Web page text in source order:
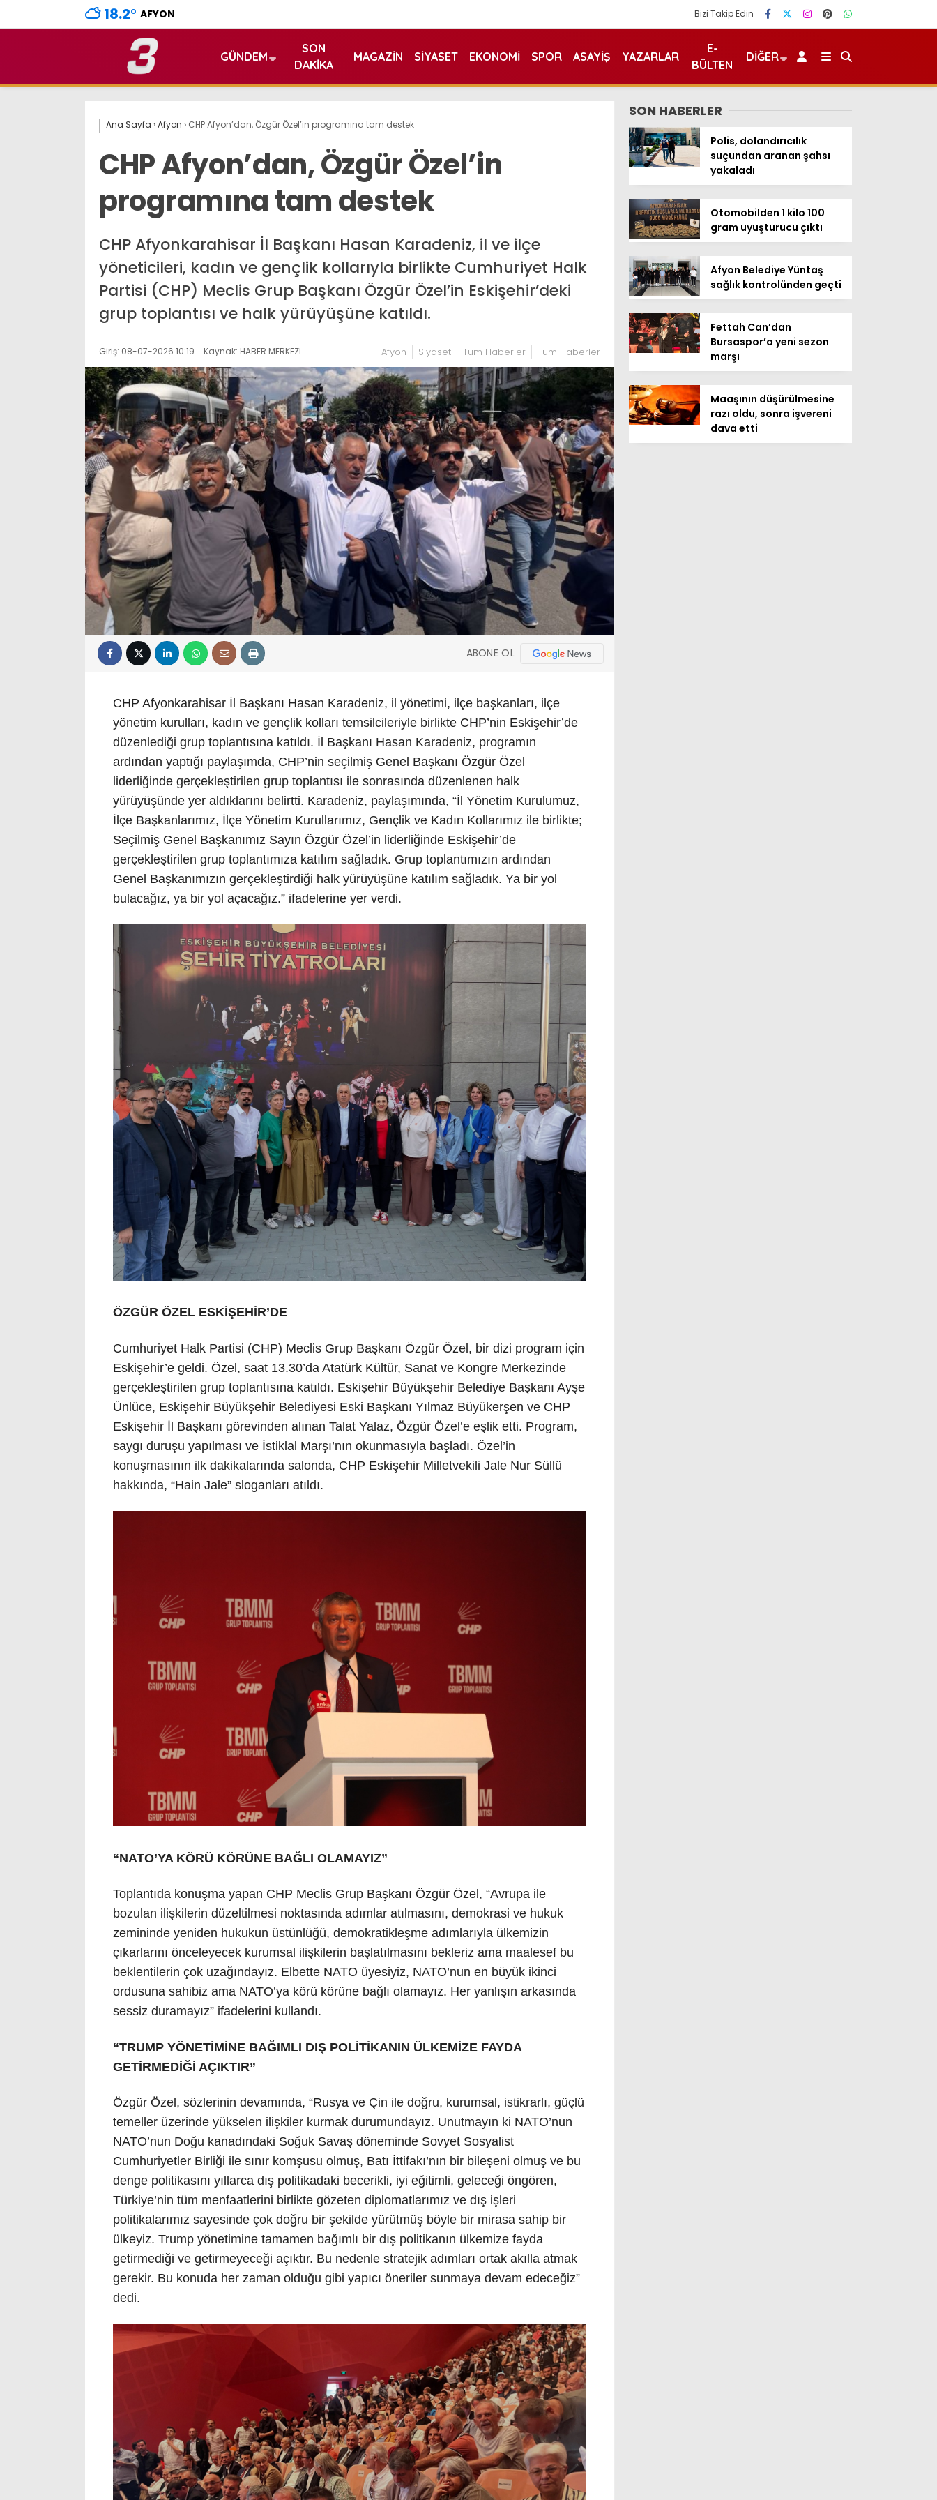
18.2° AFYON Bizi Takip Edin
GÜNDEM
SON
DAKIKA
MAGAZIN SIYASET EKONOMI SPOR ASAYIŞ YAZARLAR
E-
BÜLTEN
DIĞER
Ana Sayfa ›Afyon › CHP Afyon’dan, Özgür Özel’in programına tam destek
CHP Afyon’dan, Özgür Özel’in
programına tam destek
CHP Afyonkarahisar İl Başkanı Hasan Karadeniz, il ve ilçe
yöneticileri, kadın ve gençlik kollarıyla birlikte Cumhuriyet Halk
Partisi (CHP) Meclis Grup Başkanı Özgür Özel’in Eskişehir’deki
grup toplantısı ve halk yürüyüşüne katıldı.
Giriş: 08-07-2026 10:19 Kaynak: HABER MERKEZI Afyon Siyaset Tüm Haberler Tüm Haberler
ABONE OL
CHP Afyonkarahisar İl Başkanı Hasan Karadeniz, il yönetimi, ilçe başkanları, ilçe
yönetim kurulları, kadın ve gençlik kolları temsilcileriyle birlikte CHP’nin Eskişehir’de
düzenlediği grup toplantısına katıldı. İl Başkanı Hasan Karadeniz, programın
ardından yaptığı paylaşımda, CHP’nin seçilmiş Genel Başkanı Özgür Özel
liderliğinde gerçekleştirilen grup toplantısı ile sonrasında düzenlenen halk
yürüyüşünde yer aldıklarını belirtti. Karadeniz, paylaşımında, “İl Yönetim Kurulumuz,
İlçe Başkanlarımız, İlçe Yönetim Kurullarımız, Gençlik ve Kadın Kollarımız ile birlikte;
Seçilmiş Genel Başkanımız Sayın Özgür Özel’in liderliğinde Eskişehir’de
gerçekleştirilen grup toplantımıza katılım sağladık. Grup toplantımızın ardından
Genel Başkanımızın gerçekleştirdiği halk yürüyüşüne katılım sağladık. Ya bir yol
bulacağız, ya bir yol açacağız.” ifadelerine yer verdi.
ÖZGÜR ÖZEL ESKİŞEHİR’DE
Cumhuriyet Halk Partisi (CHP) Meclis Grup Başkanı Özgür Özel, bir dizi program için
Eskişehir’e geldi. Özel, saat 13.30’da Atatürk Kültür, Sanat ve Kongre Merkezinde
gerçekleştirilen grup toplantısına katıldı. Eskişehir Büyükşehir Belediye Başkanı Ayşe
Ünlüce, Eskişehir Büyükşehir Belediyesi Eski Başkanı Yılmaz Büyükerşen ve CHP
Eskişehir İl Başkanı görevinden alınan Talat Yalaz, Özgür Özel’e eşlik etti. Program,
saygı duruşu yapılması ve İstiklal Marşı’nın okunmasıyla başladı. Özel’in
konuşmasının ilk dakikalarında salonda, CHP Eskişehir Milletvekili Jale Nur Süllü
hakkında, “Hain Jale” sloganları atıldı.
“NATO’YA KÖRÜ KÖRÜNE BAĞLI OLAMAYIZ”
Toplantıda konuşma yapan CHP Meclis Grup Başkanı Özgür Özel, “Avrupa ile
bozulan ilişkilerin düzeltilmesi noktasında adımlar atılmasını, demokrasi ve hukuk
zemininde yeniden hukukun üstünlüğü, demokratikleşme adımlarıyla ülkemizin
çıkarlarını önceleyecek kurumsal ilişkilerin başlatılmasını bekleriz ama maalesef bu
beklentilerin çok uzağındayız. Elbette NATO üyesiyiz, NATO’nun en büyük ikinci
ordusuna sahibiz ama NATO’ya körü körüne bağlı olamayız. Her yanlışın arkasında
sessiz duramayız” ifadelerini kullandı.
“TRUMP YÖNETİMİNE BAĞIMLI DIŞ POLİTİKANIN ÜLKEMİZE FAYDA
GETİRMEDİĞİ AÇIKTIR”
Özgür Özel, sözlerinin devamında, “Rusya ve Çin ile doğru, kurumsal, istikrarlı, güçlü
temeller üzerinde yükselen ilişkiler kurmak durumundayız. Unutmayın ki NATO’nun
NATO’nun Doğu kanadındaki Soğuk Savaş döneminde Sovyet Sosyalist
Cumhuriyetler Birliği ile sınır komşusu olmuş, Batı İttifakı’nın bir bileşeni olmuş ve bu
denge politikasını yıllarca dış politikadaki becerikli, iyi eğitimli, geleceği öngören,
Türkiye’nin tüm menfaatlerini birlikte gözeten diplomatlarımız ve dış işleri
politikalarımız sayesinde çok doğru bir şekilde yürütmüş böyle bir mirasa sahip bir
ülkeyiz. Trump yönetimine tamamen bağımlı bir dış politikanın ülkemize fayda
getirmediği ve getirmeyeceği açıktır. Bu nedenle stratejik adımları ortak akılla atmak
gerekir. Bu konuda her zaman olduğu gibi yapıcı öneriler sunmaya devam edeceğiz”
dedi.
SON HABERLER
Polis, dolandırıcılık
suçundan aranan şahsı
yakaladı
Otomobilden 1 kilo 100
gram uyuşturucu çıktı
Afyon Belediye Yüntaş
sağlık kontrolünden geçti
Fettah Can’dan
Bursaspor’a yeni sezon
marşı
Maaşının düşürülmesine
razı oldu, sonra işvereni
dava etti